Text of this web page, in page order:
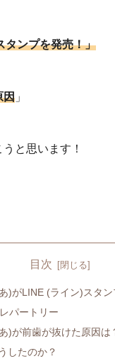
タンプを発売！」
因 」
と思います！
目次
)がLINE (ライン)スタン
パートリー
)が前歯が抜けた原因は
したのか？